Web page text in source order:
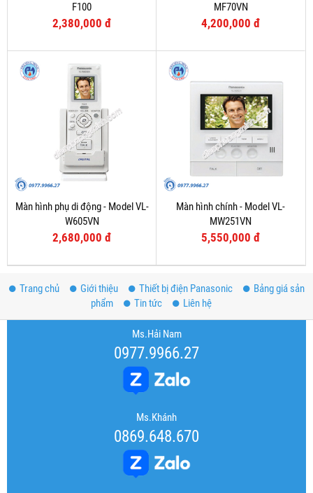
F100
2,380,000 đ
MF70VN
4,200,000 đ
Màn hình phụ di động - Model VL-
W605VN
2,680,000 đ
Màn hình chính - Model VL-
MW251VN
5,550,000 đ
Trang chủ Giới thiệu Thiết bị điện Panasonic
Bảng giá sản
phẩm
Tin tức Liên hệ
Ms.Hải Nam
0977.9966.27
Ms.Khánh
0869.648.670